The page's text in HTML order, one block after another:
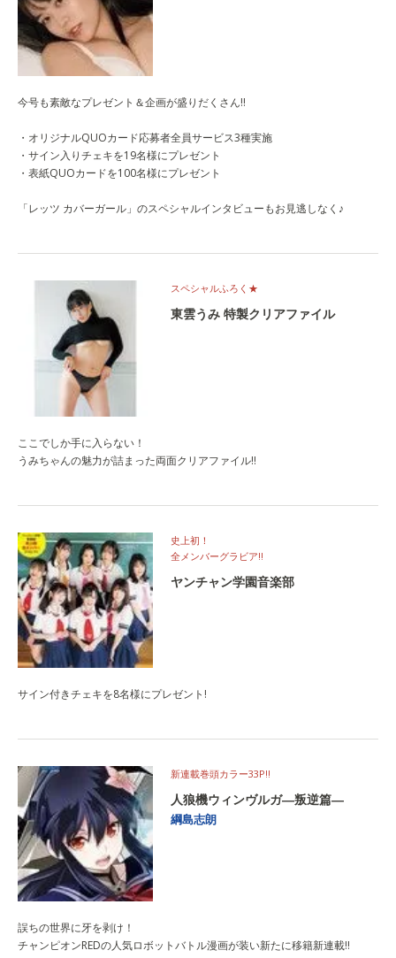
今号も素敵なプレゼント＆企画が盛りだくさん!!
・オリジナルQUOカード応募者全員サービス3種実施
・サイン入りチェキを19名様にプレゼント
・表紙QUOカードを100名様にプレゼント
「レッツ カバーガール」のスペシャルインタビューもお見逃しなく♪
スペシャルふろく★
東雲うみ 特製クリアファイル
ここでしか手に入らない！
うみちゃんの魅力が詰まった両面クリアファイル!!
史上初！
全メンバーグラビア‼
ヤンチャン学園音楽部
サイン付きチェキを8名様にプレゼント!
新連載巻頭カラー33P!!
人狼機ウィンヴルガ―叛逆篇―
綱島志朗
誤ちの世界に牙を剥け！
チャンピオンREDの人気ロボットバトル漫画が装い新たに移籍新連載‼